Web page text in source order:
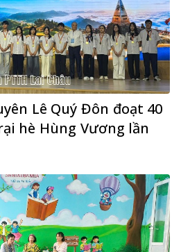
Lê Quý Đôn đoạt 40
hè Hùng Vương lần